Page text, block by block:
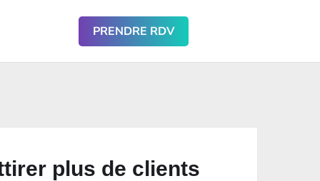
PRENDRE RDV
plus de clients